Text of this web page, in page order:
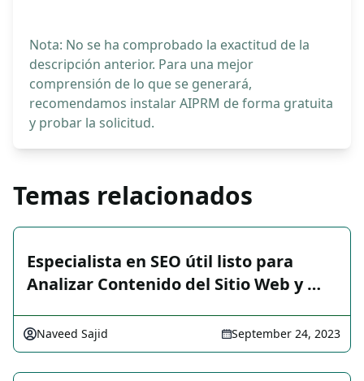
Nota: No se ha comprobado la exactitud de la
descripción anterior. Para una mejor
comprensión de lo que se generará,
recomendamos instalar AIPRM de forma gratuita
y probar la solicitud.
Temas relacionados
Especialista en SEO útil listo para
Analizar Contenido del Sitio Web y …
Naveed Sajid September 24, 2023